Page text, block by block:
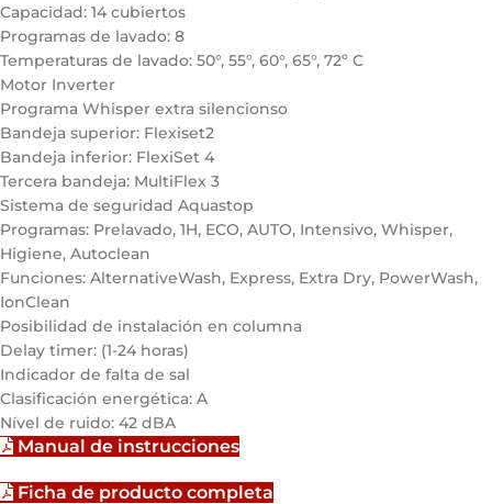
Capacidad: 14 cubiertos
Programas de lavado: 8
Temperaturas de lavado: 50°, 55°, 60°, 65°, 72º C
Motor Inverter
Programa Whisper extra silencionso
Bandeja superior: Flexiset2
Bandeja inferior: FlexiSet 4
Tercera bandeja: MultiFlex 3
Sistema de seguridad Aquastop
Programas: Prelavado, 1H, ECO, AUTO, Intensivo, Whisper,
Higiene, Autoclean
Funciones: AlternativeWash, Express, Extra Dry, PowerWash,
IonClean
Posibilidad de instalación en columna
Delay timer: (1-24 horas)
Indicador de falta de sal
Clasificación energética: A
Nível de ruido: 42 dBA
Manual de instrucciones
Ficha de producto completa